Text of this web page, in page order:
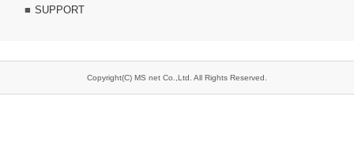
SUPPORT
Copyright(C) MS net Co.,Ltd. All Rights Reserved.